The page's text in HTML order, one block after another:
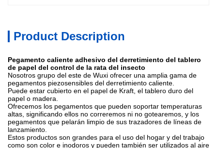
Product Description
Pegamento caliente adhesivo del derretimiento del tablero
de papel del control de la rata del insecto
Nosotros grupo del este de Wuxi ofrecer una amplia gama de
pegamentos piezosensibles del derretimiento caliente.
Puede estar cubierto en el papel de Kraft, el tablero duro del
papel o madera.
Ofrecemos los pegamentos que pueden soportar temperaturas
altas, significando ellos no correremos ni no gotearemos, y los
pegamentos que pelarán limpio de sus trazadores de líneas de
lanzamiento.
Estos productos son grandes para el uso del hogar y del trabajo
como son color e inodoros y pueden también ser utilizados al aire